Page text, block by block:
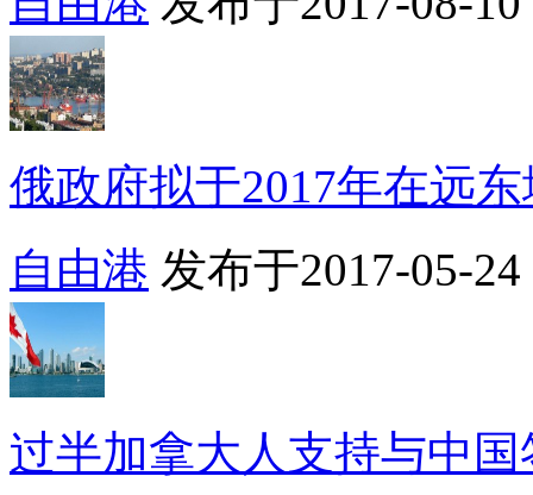
俄政府拟于2017年在远
自由港 发布于2017-05-24
过半加拿大人支持与中国